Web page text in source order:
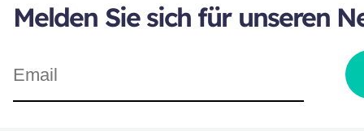
Melden Sie sich für unseren